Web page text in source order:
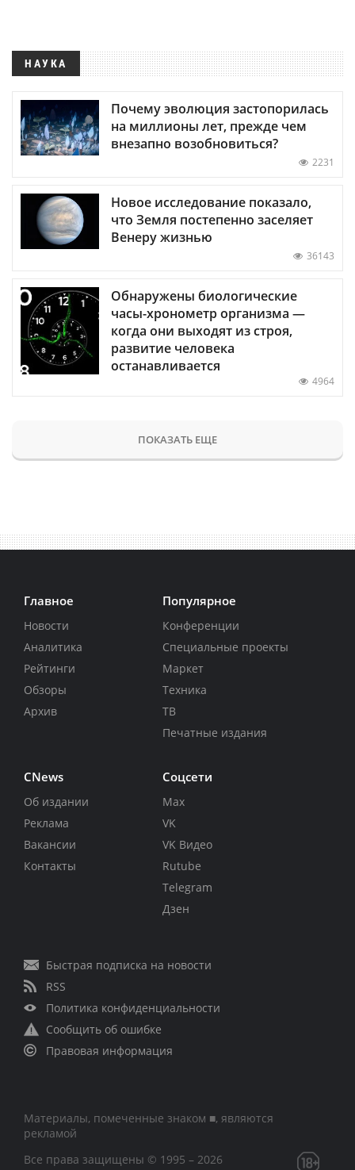
НАУКА
Почему эволюция застопорилась
на миллионы лет, прежде чем
внезапно возобновиться?
2231
Новое исследование показало,
что Земля постепенно заселяет
Венеру жизнью
36143
Обнаружены биологические
часы-хронометр организма —
когда они выходят из строя,
развитие человека
останавливается
4964
ПОКАЗАТЬ ЕЩЕ
Главное
Новости
Аналитика
Рейтинги
Обзоры
Архив
Популярное
Конференции
Специальные проекты
Маркет
Техника
ТВ
Печатные издания
CNews
Об издании
Реклама
Вакансии
Контакты
Соцсети
Max
VK
VK Видео
Rutube
Telegram
Дзен
Быстрая подписка на новости
RSS
Политика конфиденциальности
Сообщить об ошибке
Правовая информация
Материалы, помеченные знаком ■, являются
рекламой
Все права защищены © 1995 – 2026